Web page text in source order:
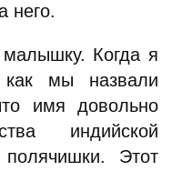
него.
Когда я
мы назвали
имя довольно
индийской
полячишки. Этот